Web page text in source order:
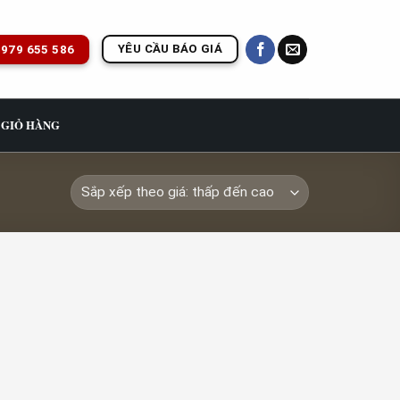
655 586 YÊU CẦU BÁO GIÁ
GIỎ HÀNG